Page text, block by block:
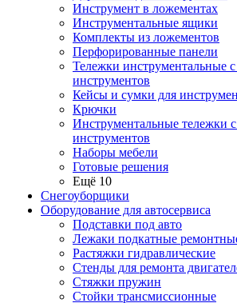
Инструмент в ложементах
Инструментальные ящики
Комплекты из ложементов
Перфорированные панели
Тележки инструментальные
инструментов
Кейсы и сумки для
Крючки
Инструментальные тележки
инструментов
Наборы мебели
Готовые решения
Ещё 10
Снегоуборщики
Оборудование для автосервиса
Подставки под авто
Лежаки подкатные
Растяжки гидравлические
Стенды для ремонта
Стяжки пружин
Стойки трансмиссионные